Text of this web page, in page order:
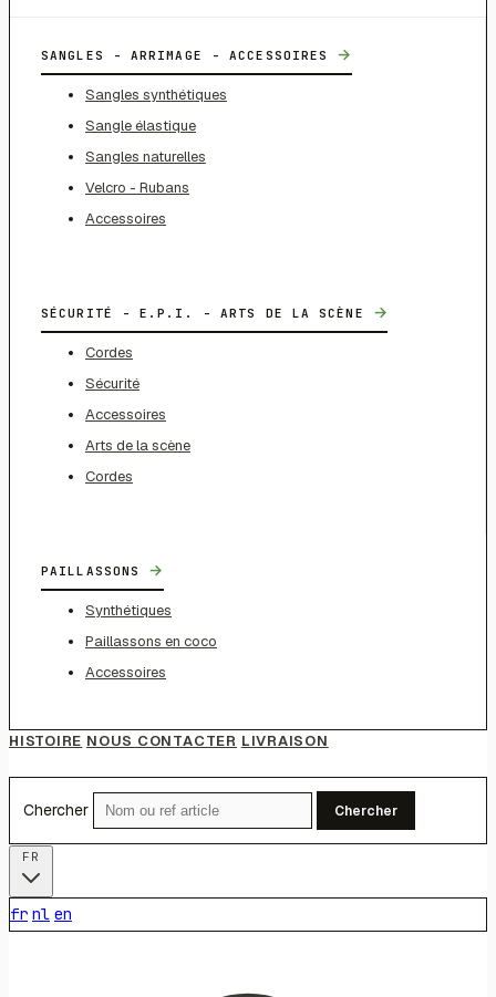
SANGLES - ARRIMAGE - ACCESSOIRES →
Sangles synthétiques
Sangle élastique
Sangles naturelles
Velcro - Rubans
Accessoires
SÉCURITÉ - E.P.I. - ARTS DE LA SCÈNE →
Cordes
Sécurité
Accessoires
Arts de la scène
Cordes
PAILLASSONS →
Synthétiques
Paillassons en coco
Accessoires
HISTOIRE NOUS CONTACTER LIVRAISON
Chercher Chercher
fr nl en